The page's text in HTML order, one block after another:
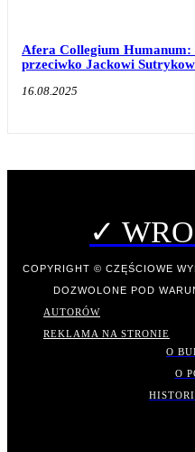
Afera Collegium Humanum:
przeciwko Jackowi
16.08.2025
✓
COPYRIGHT © CZĘŚCIOWE
DOZWOLONE POD
AUTORÓW
REKLAMA NA STRONIE
O
O